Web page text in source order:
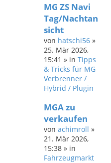
MG ZS Navi
Tag/Nachtan
sicht
von hatschi56 »
25. Mär 2026,
15:41 » in Tipps
& Tricks für MG
Verbrenner /
Hybrid / Plugin
MGA zu
verkaufen
von achimroll »
21. Mär 2026,
15:38 » in
Fahrzeugmarkt